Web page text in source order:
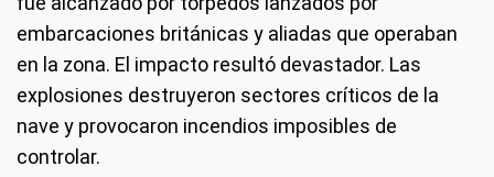
embarcaciones británicas y aliadas que operaban
en la zona. El impacto resultó devastador. Las
explosiones destruyeron sectores críticos de la
nave y provocaron incendios imposibles de
controlar.